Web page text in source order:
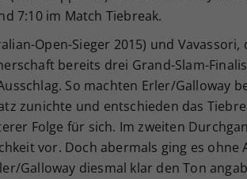
7:10 im Match Tiebreak.
Open-Sieger 2015) und Vavassori,
bereits drei Grand-Slam-
So machten Erler/Galloway
zunichte und entschieden das
Folge für sich. Im zweiten
vor. Doch abermals ging es ohne
Galloway diesmal klar den Ton